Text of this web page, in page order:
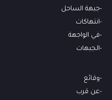
جبهة الساحل
انتهاكات
في الواجهة
الجبهات
وقائع
عن قرب